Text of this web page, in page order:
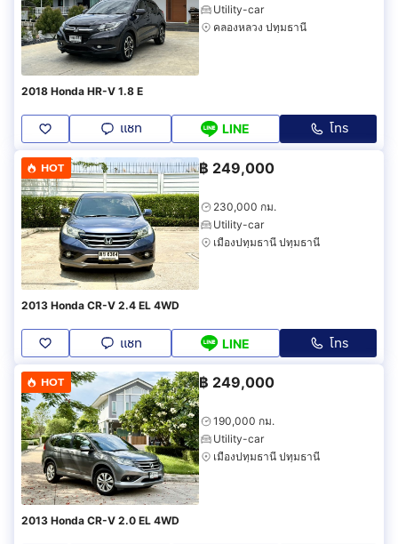
Utility-car
คลองหลวง ปทุมธานี
2018 Honda HR-V 1.8 E
แชท LINE โทร
HOT ฿ 249,000
230,000 กม.
Utility-car
เมืองปทุมธานี ปทุมธานี
2013 Honda CR-V 2.4 EL 4WD
แชท LINE โทร
HOT ฿ 249,000
190,000 กม.
Utility-car
เมืองปทุมธานี ปทุมธานี
2013 Honda CR-V 2.0 EL 4WD